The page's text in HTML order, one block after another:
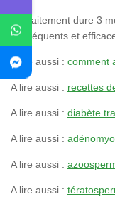
Le traitement dure 3
conséquents et
A lire aussi : comment
A lire aussi : recettes
A lire aussi : diabète
A lire aussi :
A lire aussi :
A lire aussi :